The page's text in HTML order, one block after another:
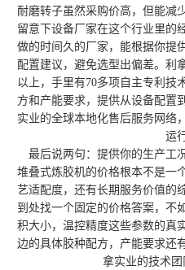
耐磨转子虽然采购价高，但能减
留意下设备厂家在这个行业里的
做的时间久的厂家，能根据你提
配置建议，避免选型出偏差。利
以上，手里有70多项自主专利技
方和产能要求，提供从设备配置
实业的全球本地化售后服务网络
运
最后说两句：提供你的生产工
堆叠式炼胶机的价格根本不是一
艺适配度，还有长期服务价值的
到处找一个固定的价格答案，不
积大小，温控精度这些参数的真
边的具体胶种配方，产能要求还
拿实业的技术团